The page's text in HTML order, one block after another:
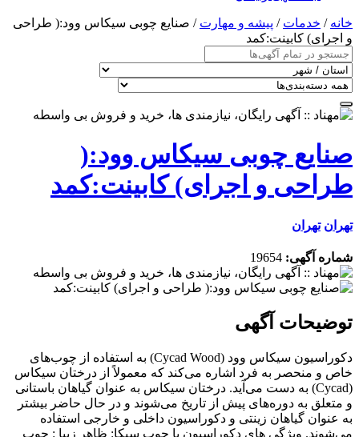
خانه/ خدمات/ پیشه و مهارت/ صنایع چوبی سیکاس وود:( طراحی
و اجرای) کابینت:کمد
صنایع چوبی سیکاس وود:(
طراحی و اجرای) کابینت:کمد
تهران تهران
شماره آگهی: 19654
توضیحات آگهی
دکوراسیون سیکاس وود (Cycad Wood) به استفاده از چوب‌های
خاص و منحصر به فرد اشاره می‌کند که معمولاً از درختان سیکاس
(Cycad) به دست می‌آید. درختان سیکاس به عنوان گیاهان باستانی
و متعلق به دوره‌های پیش از تاریخ می‌شوند و در حال حاضر بیشتر
به عنوان گیاهان زینتی و دکوراسیون داخلی و خارجی استفاده
می‌شوند. ویژگی های دکوراسیون با چوب سیکا: ظاهر زیبا : چوب